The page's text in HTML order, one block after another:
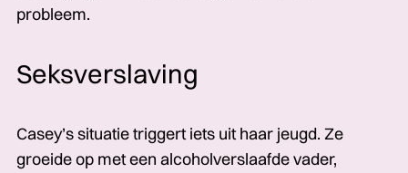
probleem.
Seksverslaving
Casey’s situatie triggert iets uit haar jeugd. Ze
groeide op met een alcoholverslaafde vader,